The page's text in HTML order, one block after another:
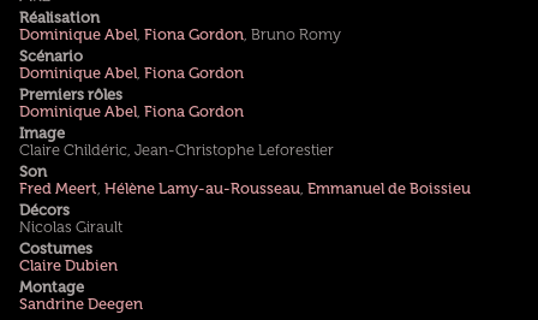
Réalisation
Dominique Abel, Fiona Gordon , Bruno Romy
Scénario
Dominique Abel, Fiona Gordon
Premiers rôles
Dominique Abel, Fiona Gordon
Image
Claire Childéric, Jean-Christophe Leforestier
Son
Fred Meert Hélène Lamy-au-Rousseau Emmanuel de Boissieu
Décors
Nicolas Girault
Costumes
Claire Dubien
Montage
Sandrine Deegen